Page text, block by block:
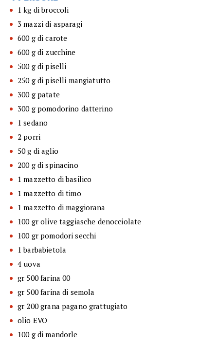
1 kg di broccoli
3 mazzi di asparagi
600 g di carote
600 g di zucchine
500 g di piselli
250 g di piselli mangiatutto
300 g patate
300 g pomodorino datterino
1 sedano
2 porri
50 g di aglio
200 g di spinacino
1 mazzetto di basilico
1 mazzetto di timo
1 mazzetto di maggiorana
100 gr olive taggiasche denocciolate
100 gr pomodori secchi
1 barbabietola
4 uova
gr 500 farina 00
gr 500 farina di semola
gr 200 grana pagano grattugiato
olio EVO
100 g di mandorle